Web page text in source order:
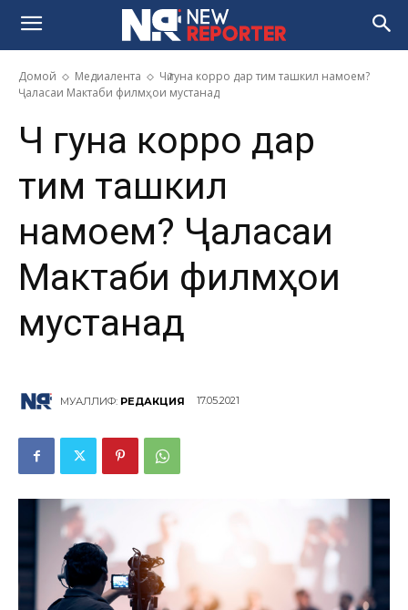
Домой Медиалента
Чӣ гуна корро дар тим ташкил намоем?
Ҷаласаи Мактаби филмҳои мустанад
Чӣ гуна корро дар
тим ташкил
намоем? Ҷаласаи
Мактаби филмҳои
мустанад
МУАЛЛИФ: РЕДАКЦИЯ 17.05.2021